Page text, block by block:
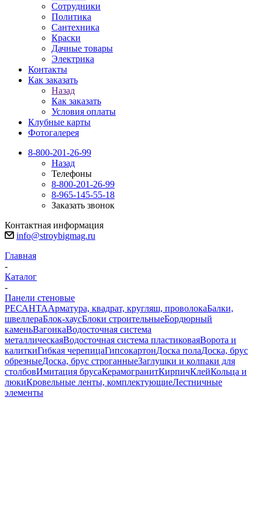
Сотрудники
Политика
Сантехника
Краски
Дачные товары
Электрика
Контакты
Как заказать
Назад
Как заказать
Условия оплаты
Клубные карты
Фотогалерея
8-800-201-26-99
Назад
Телефоны
8-800-201-26-99
8-965-145-55-18
Заказать звонок
Контактная информация
info@stroybigmag.ru
Главная
-
Каталог
-
Панели стеновые
РЕСАНТААрматура, квадрат, кругляш, проволокаБалки,
швеллераБлок-хаусБлоки строительныеБордюрный
каменьВагонкаВодосточная система
металлическаяВодосточная система пластиковаяВорота и
калиткиГибкая черепицаГипсокартонДоска полаДоска, брус
обрезныеДоска, брус строганныеЗаглушки и колпаки для
столбовИмитация брусаКерамогранитКирпичКлейКольца и
люкиКровельные ленты, комплектующиеЛестничные
элементы